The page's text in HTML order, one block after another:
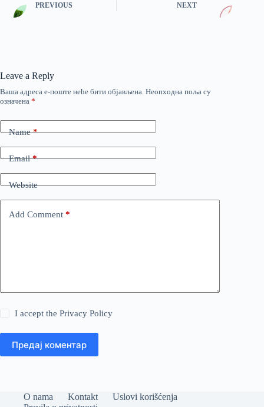
PREVIOUS NEXT
Leave a Reply
Ваша адреса е-поште неће бити објављена. Неопходна поља су
означена *
Name*
Email*
Website
Add Comment *
I accept thePrivacy Policy
Предај коментар
O nama Kontakt
Uslovi korišćenja